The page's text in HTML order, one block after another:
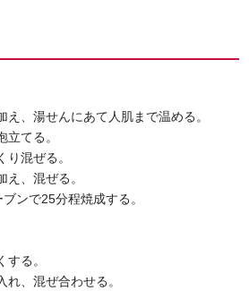
、湯せんにあて人肌まで温める。
てる。
混ぜる。
、混ぜる。
ンで25分程焼成する。
る。
、混ぜ合わせる。